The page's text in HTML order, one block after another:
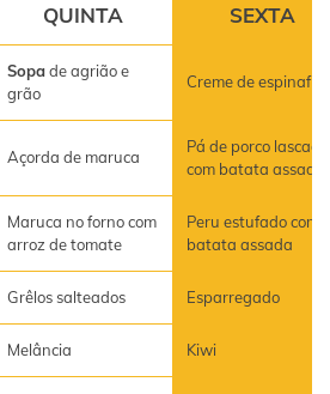
QUINTA SEXTA
Sopade agrião e
grão
Creme de
Açorda de maruca
Pá de porco lascada
com batata assada
Maruca no forno com
arroz de tomate
Peru estufado com
batata assada
Grêlos salteados Esparregado
Melância Kiwi